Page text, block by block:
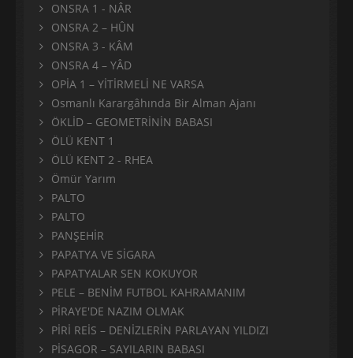
ONSRA 1 - NÂR
ONSRA 2 – HÛN
ONSRA 3 - KÂM
ONSRA 4 – YÂD
OPİA 1 – YİTİRMELİ NE VARSA
Osmanlı Karargâhında Bir Alman Ajanı
ÖKLİD – GEOMETRİNİN BABASI
ÖLÜ KENT 1
ÖLÜ KENT 2 - RHEA
Ömür Yarım
PALTO
PALTO
PANŞEHİR
PAPATYA VE SİGARA
PAPATYALAR SEN KOKUYOR
PELE – BENİM FUTBOL KAHRAMANIM
PİRAYE'DE NAZIM OLMAK
PİRİ REİS – DENİZLERİN PARLAYAN YILDIZI
PİSAGOR – SAYILARIN BABASI